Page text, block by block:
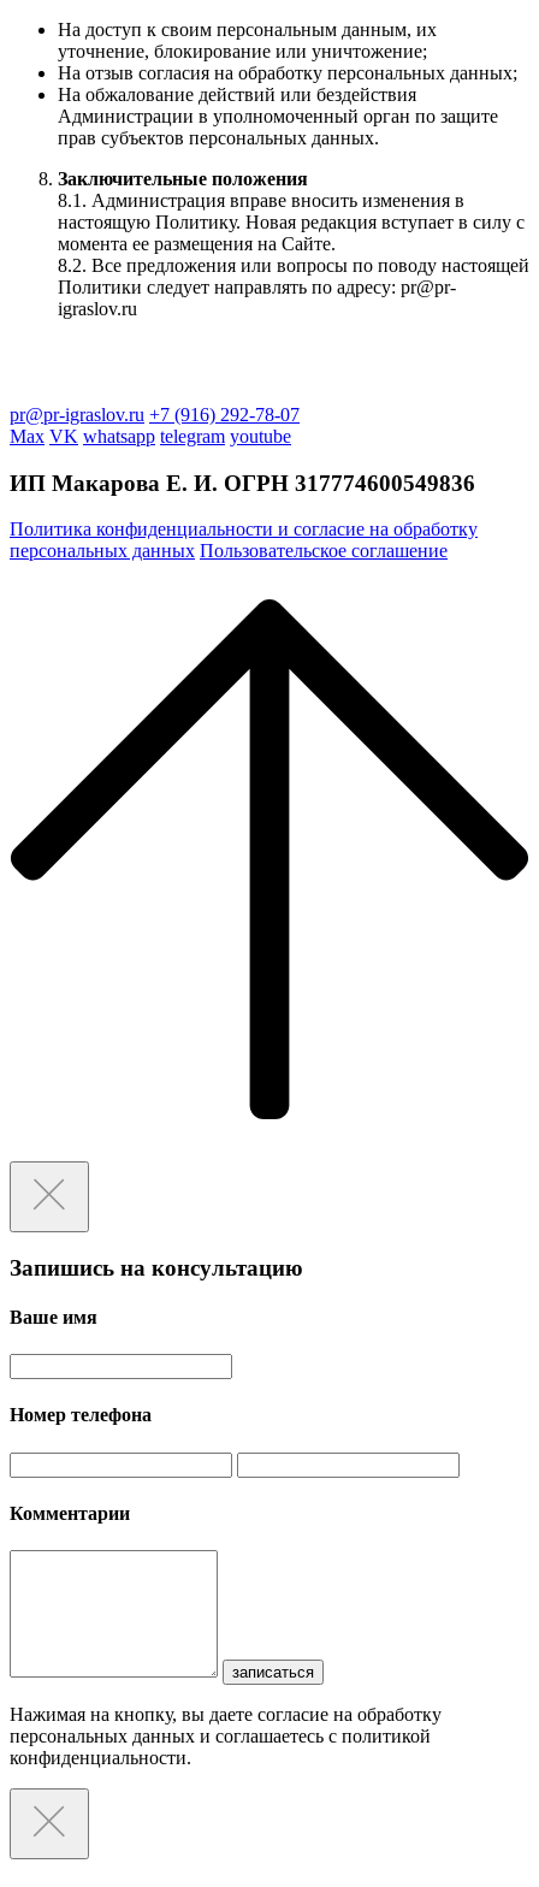
На доступ к своим персональным данным, их
уточнение, блокирование или уничтожение;
На отзыв согласия на обработку персональных данных;
На обжалование действий или бездействия
Администрации в уполномоченный орган по защите
прав субъектов персональных данных.
Заключительные положения
8.1. Администрация вправе вносить изменения в
настоящую Политику. Новая редакция вступает в силу с
момента ее размещения на Сайте.
8.2. Все предложения или вопросы по поводу настоящей
Политики следует направлять по адресу: pr@pr-
igraslov.ru
pr@pr-igraslov.ru +7 (916) 292-78-07
Max VK whatsapp telegram youtube
ИП Макарова Е. И. ОГРН 317774600549836
Политика конфиденциальности и согласие на обработку
персональных данных Пользовательское соглашение
Запишись на консультацию
Ваше имя
Номер телефона
Комментарии
записаться
Нажимая на кнопку, вы даете согласие на обработку
персональных данных и соглашаетесь с политикой
конфиденциальности.